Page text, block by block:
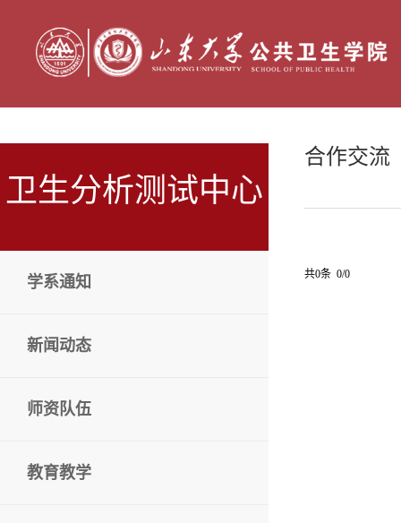
卫生分析测试中心
学系通知
新闻动态
师资队伍
教育教学
合作交流
共0条 0/0